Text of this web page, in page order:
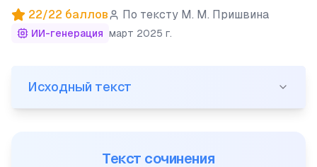
22/22 баллов По тексту М. М. Пришвина
ИИ-генерация март 2025 г.
(1)Если хочешь понять душу леса, найди лесной
Исходный текст
Текст сочинения